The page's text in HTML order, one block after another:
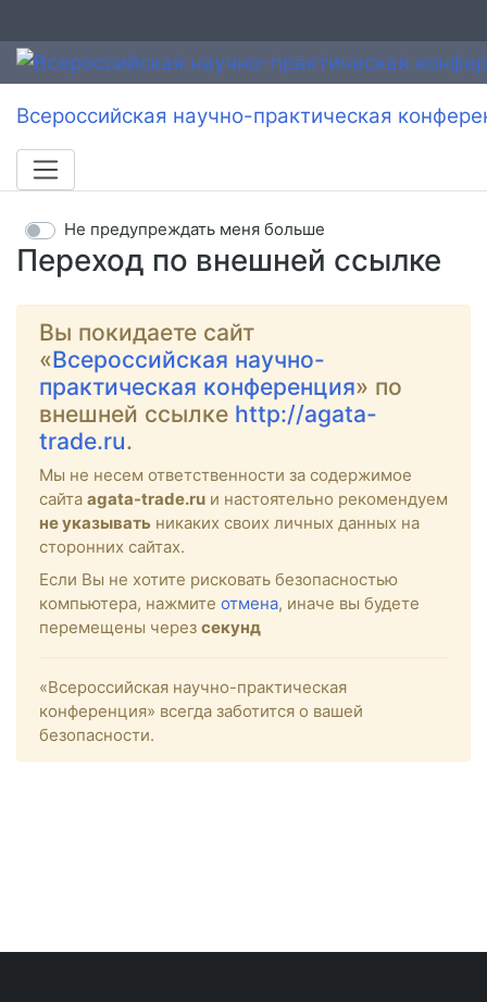
Всероссийская научно-практическая
Переход по внешней ссылке
Не предупреждать меня больше
Вы покидаете сайт
«Всероссийская научно-
практическая конференция» по
внешней ссылке http://agata-
trade.ru.
Мы не несем ответственности за содержимое
сайта agata-trade.ru и настоятельно рекомендуем
не указывать никаких своих личных данных на
сторонних сайтах.
Если Вы не хотите рисковать безопасностью
компьютера, нажмите отмена, иначе вы будете
перемещены через секунд
«Всероссийская научно-практическая
конференция» всегда заботится о вашей
безопасности.